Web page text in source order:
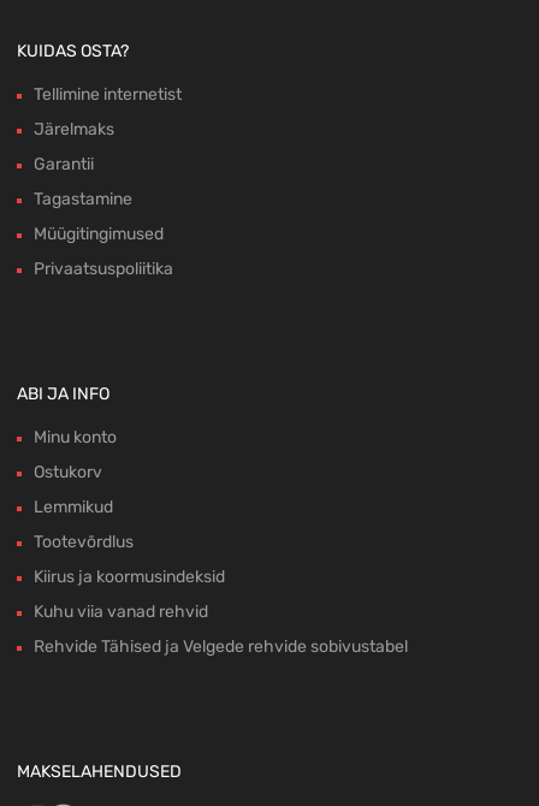
KUIDAS OSTA?
Tellimine internetist
Järelmaks
Garantii
Tagastamine
Müügitingimused
Privaatsuspoliitika
ABI JA INFO
Minu konto
Ostukorv
Lemmikud
Tootevõrdlus
Kiirus ja koormusindeksid
Kuhu viia vanad rehvid
Rehvide Tähised ja Velgede rehvide sobivustabel
MAKSELAHENDUSED